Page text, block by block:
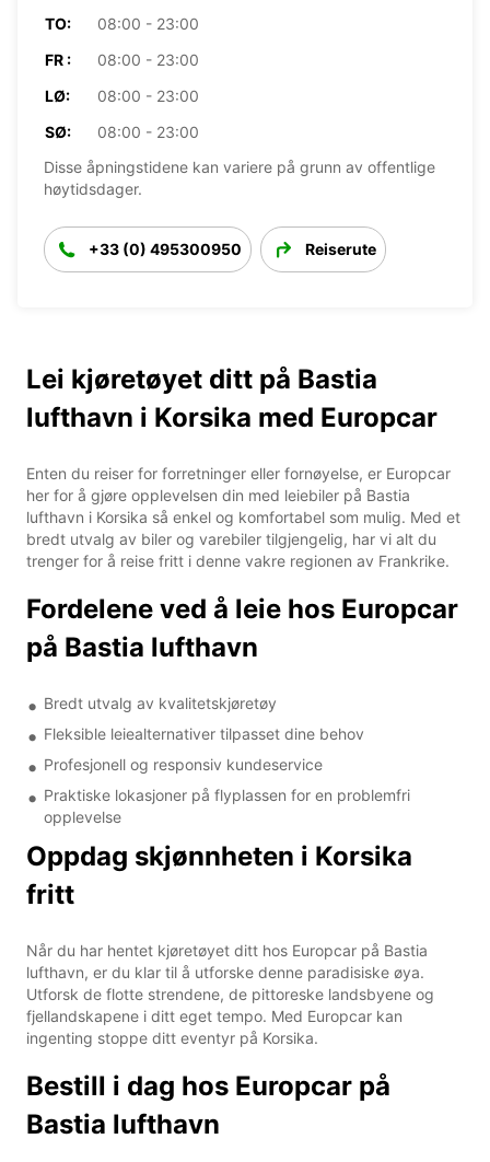
TO:
08:00 - 23:00
FR :
08:00 - 23:00
LØ:
08:00 - 23:00
SØ:
08:00 - 23:00
Disse åpningstidene kan variere på grunn av offentlige
høytidsdager.
+33 (0) 495300950 Reiserute
Lei kjøretøyet ditt på Bastia
lufthavn i Korsika med Europcar
Enten du reiser for forretninger eller fornøyelse, er Europcar
her for å gjøre opplevelsen din med leiebiler på Bastia
lufthavn i Korsika så enkel og komfortabel som mulig. Med et
bredt utvalg av biler og varebiler tilgjengelig, har vi alt du
trenger for å reise fritt i denne vakre regionen av Frankrike.
Fordelene ved å leie hos Europcar
på Bastia lufthavn
Bredt utvalg av kvalitetskjøretøy
Fleksible leiealternativer tilpasset dine behov
Profesjonell og responsiv kundeservice
Praktiske lokasjoner på flyplassen for en problemfri
opplevelse
Oppdag skjønnheten i Korsika
fritt
Når du har hentet kjøretøyet ditt hos Europcar på Bastia
lufthavn, er du klar til å utforske denne paradisiske øya.
Utforsk de flotte strendene, de pittoreske landsbyene og
fjellandskapene i ditt eget tempo. Med Europcar kan
ingenting stoppe ditt eventyr på Korsika.
Bestill i dag hos Europcar på
Bastia lufthavn